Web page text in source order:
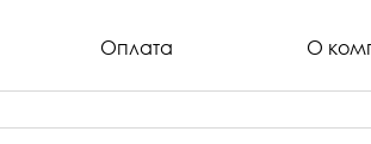
Оплата О